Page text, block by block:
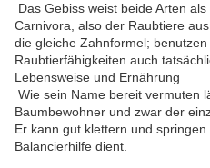
Das Gebiss weist beide Arten
Carnivora, also der Raubtiere
die gleiche Zahnformel;
Raubtierfähigkeiten auch
Lebensweise und Ernährung
Wie sein Name bereit vermuten
Baumbewohner und zwar der
Er kann gut klettern und
Balancierhilfe dient.